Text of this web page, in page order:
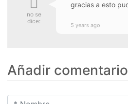
no se
dice:
gracias a esto
5 years ago
Añadir comentario